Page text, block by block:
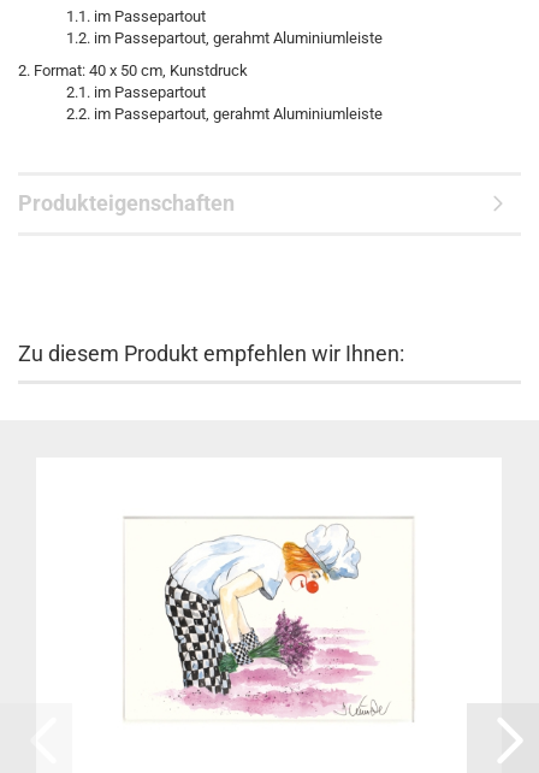
1.1. im Passepartout
1.2. im Passepartout, gerahmt Aluminiumleiste
2. Format: 40 x 50 cm, Kunstdruck
2.1. im Passepartout
2.2. im Passepartout, gerahmt Aluminiumleiste
Produkteigenschaften
Zu diesem Produkt empfehlen wir Ihnen: